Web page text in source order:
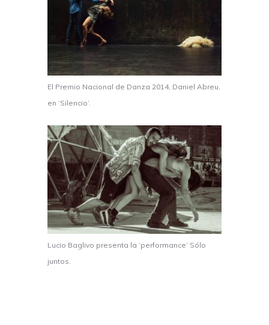
El Premio Nacional de Danza 2014, Daniel Abreu,
en ‘Silencio’.
Lucio Baglivo presenta la ‘performance’ Sólo
juntos.